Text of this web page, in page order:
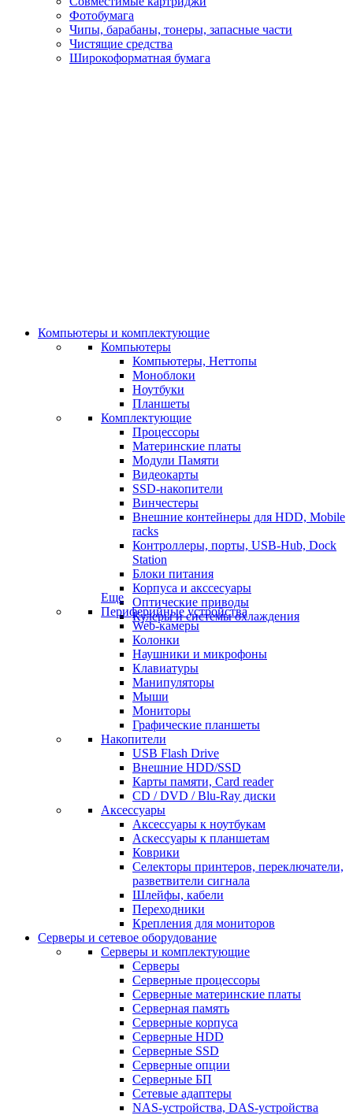
Фотобумага
Чипы, барабаны, тонеры, запасные части
Чистящие средства
Широкоформатная бумага
Компьютеры и комплектующие
Компьютеры
Компьютеры, Неттопы
Моноблоки
Ноутбуки
Планшеты
Комплектующие
Процессоры
Материнские платы
Модули Памяти
Видеокарты
SSD-накопители
Винчестеры
Внешние контейнеры для HDD, Mobile
racks
Контроллеры, порты, USB-Hub, Dock
Station
Блоки питания
Корпуса и акссесуары
Оптические приводы
Кулеры и системы охлаждения
Еще
Периферийные устройства
Web-камеры
Колонки
Наушники и микрофоны
Клавиатуры
Манипуляторы
Мыши
Мониторы
Графические планшеты
Накопители
USB Flash Drive
Внешние HDD/SSD
Карты памяти, Card reader
CD / DVD / Blu-Ray диски
Аксессуары
Аксессуары к ноутбукам
Аскессуары к планшетам
Коврики
Селекторы принтеров, переключатели,
разветвители сигнала
Шлейфы, кабели
Переходники
Крепления для мониторов
Серверы и сетевое оборудование
Серверы и комплектующие
Серверы
Серверные процессоры
Серверные материнские платы
Серверная память
Серверные корпуса
Серверные HDD
Серверные SSD
Серверные опции
Серверные БП
Сетевые адаптеры
NAS-устройства, DAS-устройства